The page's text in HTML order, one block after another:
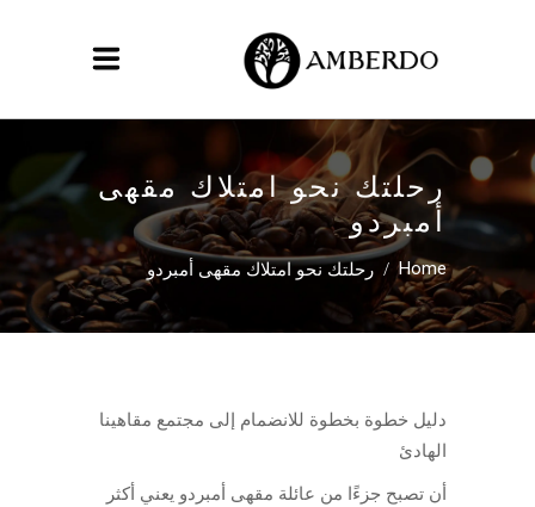
رحلتك نحو امتلاك مقهى
أمبردو
Home
/ رحلتك نحو امتلاك مقهى أمبردو
دليل خطوة بخطوة للانضمام إلى مجتمع مقاهينا
الهادئ
أن تصبح جزءًا من عائلة مقهى أمبردو يعني أكثر